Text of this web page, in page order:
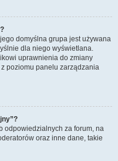
domyślna grupa jest używana
dla niego wyświetlana.
uprawnienia do zmiany
poziomu panelu zarządzania
odpowiedzialnych za forum, na
oraz inne dane, takie